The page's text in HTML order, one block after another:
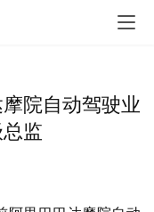
院自动驾驶业
监